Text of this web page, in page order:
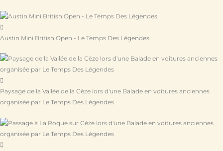
Austin Mini British Open - Le Temps Des Légendes
Paysage de la Vallée de la Cèze lors d'une Balade en voitures anciennes
organisée par Le Temps Des Légendes